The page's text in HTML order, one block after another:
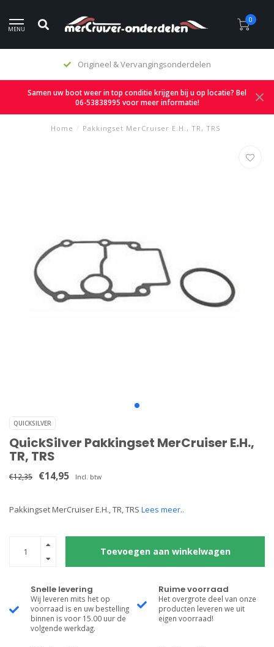
MENU
0
Origineel & Vervangingsonderdelen
Samen uw boot weer in top conditie krijgen bij u op locatie? Bel
06-53838995 voor meer informatie!
Home / Pakkingset MerCruiser E.H., TR, TRS
QUICKSILVER
QuickSilver Pakkingset MerCruiser E.H.,
TR, TRS
€12,35 €14,95 Incl. btw
Pakkingset MerCruiser E.H., TR, TRS Lees meer..
Toevoegen aan winkelwagen
Snelle levering
Wij leveren mits het op
voorraad is en uw bestelling
binnen is voor 15.00 uur de
volgende werkdag.
Ruime voorraad
Het overgrote deel van onze
producten leveren we uit
eigen voorraad!